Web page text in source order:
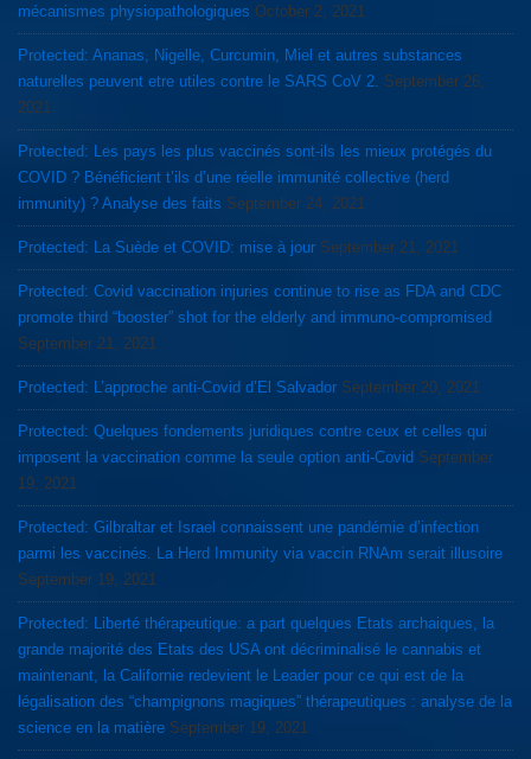
mécanismes physiopathologiques October 2, 2021
Protected: Ananas, Nigelle, Curcumin, Miel et autres substances
naturelles peuvent etre utiles contre le SARS CoV 2. September 26,
2021
Protected: Les pays les plus vaccinés sont-ils les mieux protégés du
COVID ? Bénéficient t’ils d’une réelle immunité collective (herd
immunity) ? Analyse des faits September 24, 2021
Protected: La Suède et COVID: mise à jour September 21, 2021
Protected: Covid vaccination injuries continue to rise as FDA and CDC
promote third “booster” shot for the elderly and immuno-compromised
September 21, 2021
Protected: L’approche anti-Covid d’El Salvador September 20, 2021
Protected: Quelques fondements juridiques contre ceux et celles qui
imposent la vaccination comme la seule option anti-Covid September
19, 2021
Protected: Gilbraltar et Israel connaissent une pandémie d’infection
parmi les vaccinés. La Herd Immunity via vaccin RNAm serait illusoire
September 19, 2021
Protected: Liberté thérapeutique: a part quelques Etats archaiques, la
grande majorité des Etats des USA ont décriminalisé le cannabis et
maintenant, la Californie redevient le Leader pour ce qui est de la
légalisation des “champignons magiques” thérapeutiques : analyse de la
science en la matière September 19, 2021